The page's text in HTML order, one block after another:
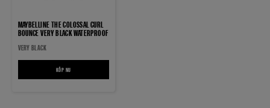
MAYBELLINE THE COLOSSAL CURL
BOUNCE VERY BLACK WATERPROOF
VERY BLACK
KÖP NU